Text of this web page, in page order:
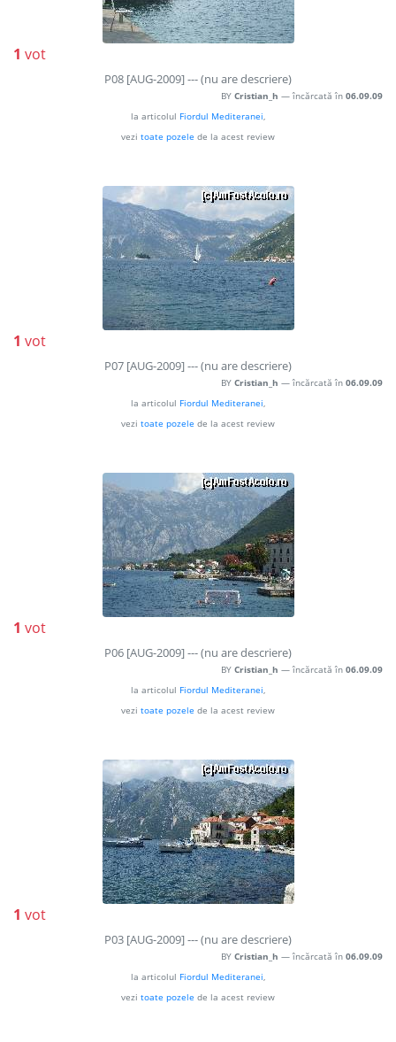
1 vot
P08 [AUG-2009] --- (nu are descriere)
BY Cristian_h — încărcată în 06.09.09
la articolul Fiordul Mediteranei,
vezi toate pozele de la acest review
1 vot
P07 [AUG-2009] --- (nu are descriere)
BY Cristian_h — încărcată în 06.09.09
la articolul Fiordul Mediteranei,
vezi toate pozele de la acest review
1 vot
P06 [AUG-2009] --- (nu are descriere)
BY Cristian_h — încărcată în 06.09.09
la articolul Fiordul Mediteranei,
vezi toate pozele de la acest review
1 vot
P03 [AUG-2009] --- (nu are descriere)
BY Cristian_h — încărcată în 06.09.09
la articolul Fiordul Mediteranei,
vezi toate pozele de la acest review